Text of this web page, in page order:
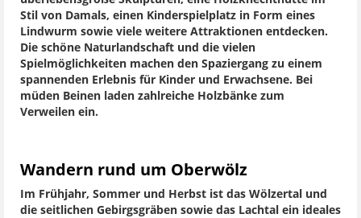
Stil von Damals, einen Kinderspielplatz in Form eines
Lindwurm sowie viele weitere Attraktionen entdecken.
Die schöne Naturlandschaft und die vielen
Spielmöglichkeiten machen den Spaziergang zu einem
spannenden Erlebnis für Kinder und Erwachsene. Bei
müden Beinen laden zahlreiche Holzbänke zum
Verweilen ein.
Wandern rund um Oberwölz
Im Frühjahr, Sommer und Herbst ist das Wölzertal und
die seitlichen Gebirgsgräben sowie das Lachtal ein ideales